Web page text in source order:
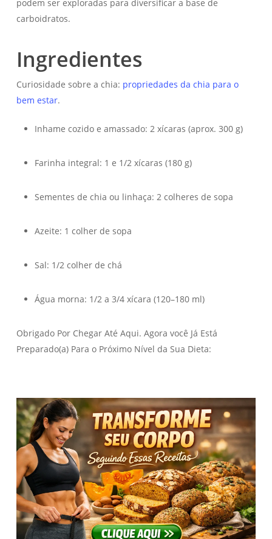
podem ser exploradas para diversificar a base de
carboidratos.
Ingredientes
Curiosidade sobre a chia: propriedades da chia para o
bem estar.
Inhame cozido e amassado: 2 xícaras (aprox. 300 g)
Farinha integral: 1 e 1/2 xícaras (180 g)
Sementes de chia ou linhaça: 2 colheres de sopa
Azeite: 1 colher de sopa
Sal: 1/2 colher de chá
Água morna: 1/2 a 3/4 xícara (120–180 ml)
Obrigado Por Chegar Até Aqui. Agora você Já Está
Preparado(a) Para o Próximo Nível da Sua Dieta: